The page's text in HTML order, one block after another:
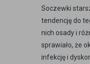
Soczewki
tendencję do
nich osady i
sprawiało, że
infekcję i